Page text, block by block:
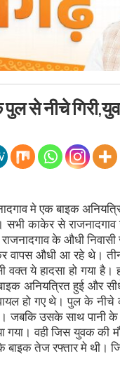
पुल से नीचे
मे एक बाइक
काकेर से राजनादगाव
के औधी
वापस औधी आ रहे थे।
वक्त ये हादसा हो गया
अनियत्रित हुई और
हो गए थे। पुल के नीचे
जबकि उसके साथ पानी
गया। वही जिस युवक की
बाइक तेज रफ्तार मे